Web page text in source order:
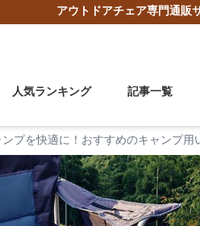
アウトドアチェア専門通販
人気ランキング 記事一覧
ンプを快適に！おすすめのキャンプ用